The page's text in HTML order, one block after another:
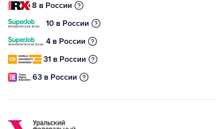
8 в России
10 в России
4 в России
31 в России
63 в России